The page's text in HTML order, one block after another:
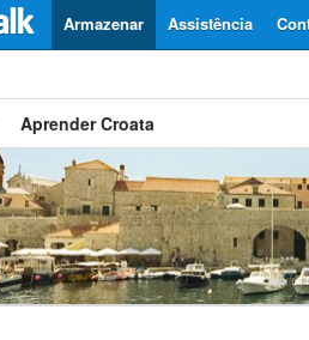
Assistência
Armazenar
Aprender Croata